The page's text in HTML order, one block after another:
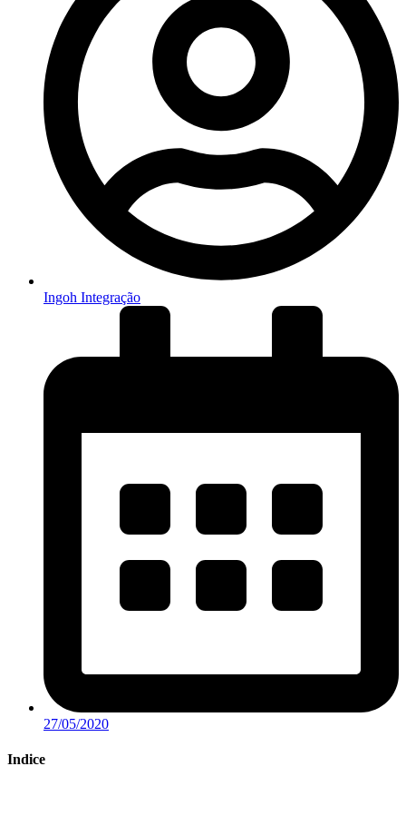
Ingoh Integração
27/05/2020
Indice